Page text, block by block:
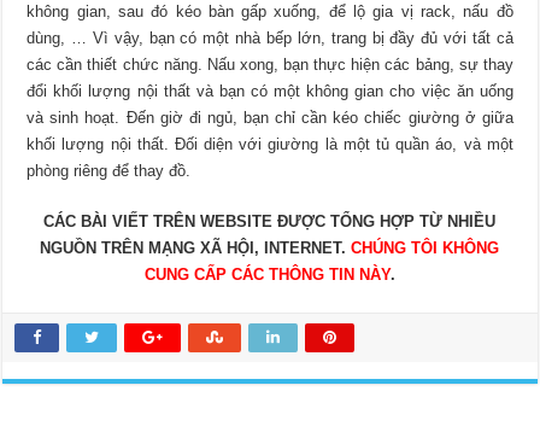
không gian, sau đó kéo bàn gấp xuống, để lộ gia vị rack, nấu đồ
dùng, … Vì vậy, bạn có một nhà bếp lớn, trang bị đầy đủ với tất cả
các cần thiết chức năng. Nấu xong, bạn thực hiện các bảng, sự thay
đổi khối lượng nội thất và bạn có một không gian cho việc ăn uống
và sinh hoạt. Đến giờ đi ngủ, bạn chỉ cần kéo chiếc giường ở giữa
khối lượng nội thất. Đối diện với giường là một tủ quần áo, và một
phòng riêng để thay đồ.
CÁC BÀI VIẾT TRÊN WEBSITE ĐƯỢC TỔNG HỢP TỪ NHIỀU
NGUỒN TRÊN MẠNG XÃ HỘI, INTERNET.CHÚNG TÔI KHÔNG
CUNG CẤP CÁC THÔNG TIN NÀY.